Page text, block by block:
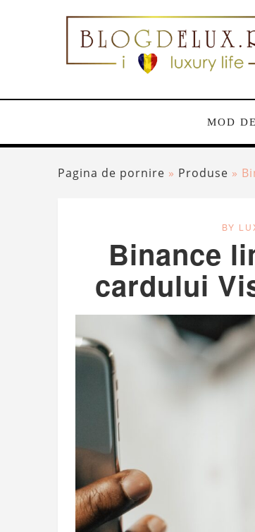
MOD
Pagina de pornire » Produse »
BY
Binance
cardului